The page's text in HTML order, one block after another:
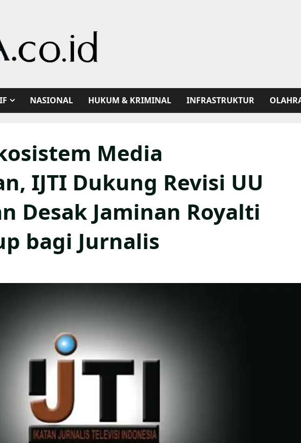
NASIONAL HUKUM & KRIMINAL INFRASTRUKTUR
Media
IJTI Dukung Revisi UU
Desak Jaminan Royalti
bagi Jurnalis